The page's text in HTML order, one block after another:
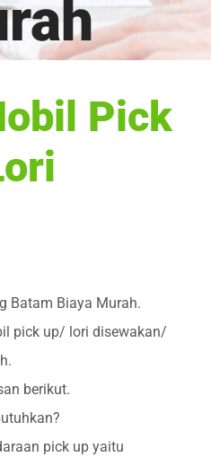
Pick
Batam Biaya Murah.
pick up/ lori disewakan/
berikut.
pick up yaitu